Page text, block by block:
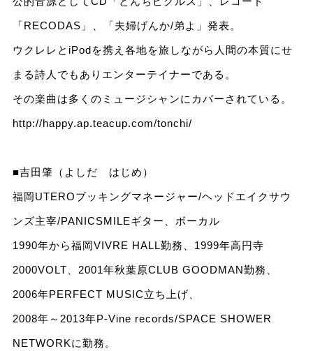
「RECODAS」、「夫婦げんか/弟よ」発表。
ウクレレとiPodを携え各地を旅しながら人間の本質にせ
まる詩人でもありエンターテイナーである。
その楽曲は多くのミュージシャンにカバーされている。
http://happy.ap.teacup.com/tonchi/
■吉田肇（よしだ はじめ）
福岡UTEROブッキングマネージャー/ヘッドエイクサウ
ンズ主宰/PANICSMILEギター、ボーカル
1990年から福岡VIVRE HALL勤務、1999年高円寺
2000VOLT、2001年秋葉原CLUB GOODMAN勤務、
2006年PERFECT MUSIC立ち上げ、
2008年～2013年P-Vine records/SPACE SHOWER
NETWORKに勤務。